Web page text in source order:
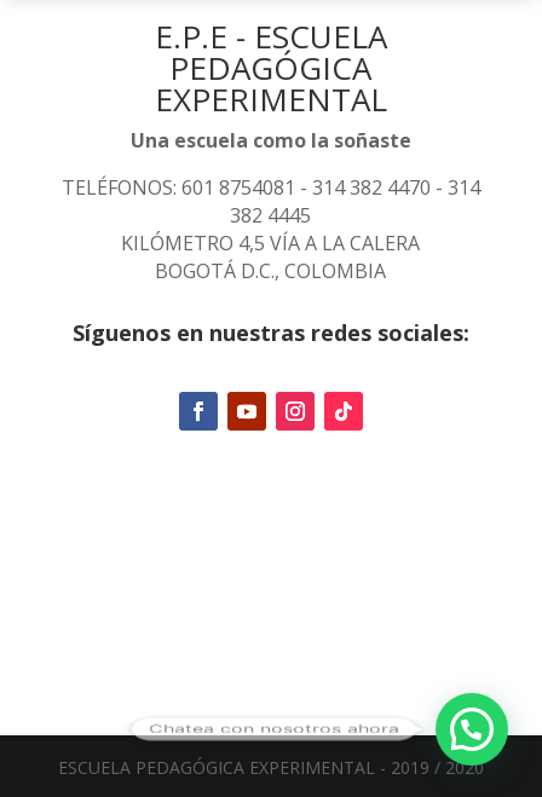
E.P.E - ESCUELA
PEDAGÓGICA
EXPERIMENTAL
Una escuela como la soñaste
TELÉFONOS: 601 8754081 - 314 382 4470 - 314
382 4445
KILÓMETRO 4,5 VÍA A LA CALERA
BOGOTÁ D.C., COLOMBIA
Síguenos en nuestras redes sociales:
ESCUELA PEDAGÓGICA EXPERIMENTAL - 2019 / 2020
Chatea con nosotros ahora